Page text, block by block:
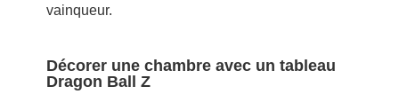
vainqueur.
Décorer une chambre avec un tableau
Dragon Ball Z